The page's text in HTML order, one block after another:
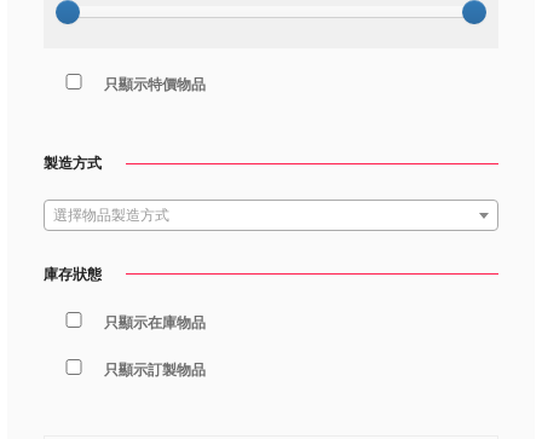
只顯示特價物品
製造方式
選擇物品製造方式
庫存狀態
只顯示在庫物品
只顯示訂製物品